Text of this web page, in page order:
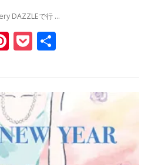
DAZZLEで行 …
Pinterest
Pocket